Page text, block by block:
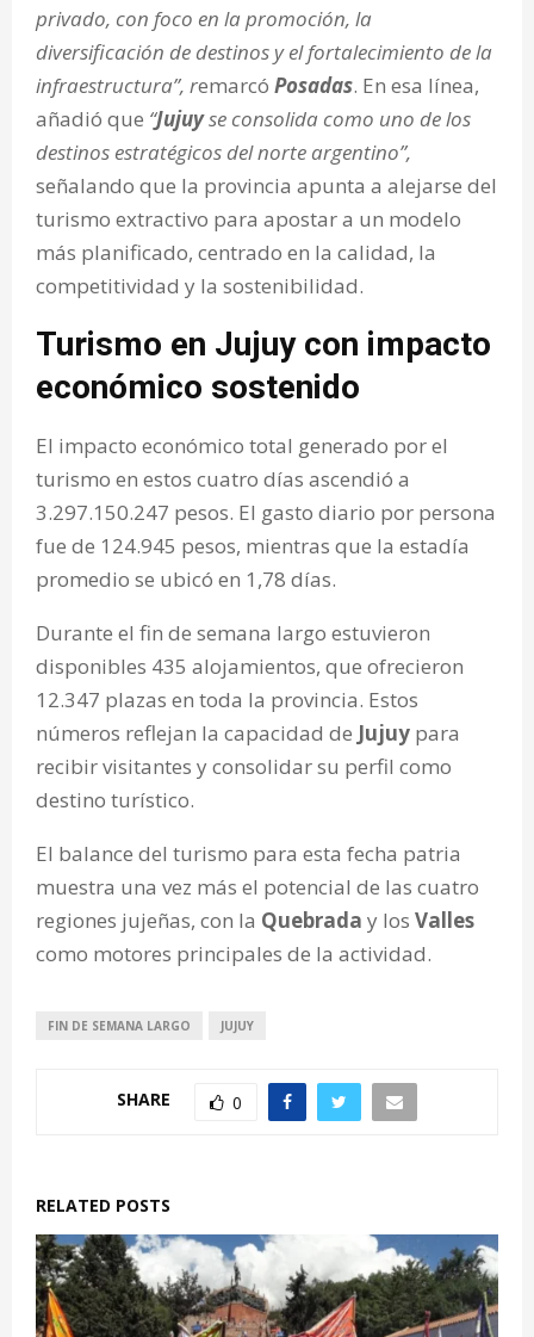
privado, con foco en la promoción, la
diversificación de destinos y el fortalecimiento de la
infraestructura”, remarcó Posadas. En esa línea,
añadió que “Jujuyse consolida como uno de los
destinos estratégicos del norte argentino”,
señalando que la provincia apunta a alejarse del
turismo extractivo para apostar a un modelo
más planificado, centrado en la calidad, la
competitividad y la sostenibilidad.
Turismo en Jujuy con impacto
económico sostenido
El impacto económico total generado por el
turismo en estos cuatro días ascendió a
3.297.150.247 pesos. El gasto diario por persona
fue de 124.945 pesos, mientras que la estadía
promedio se ubicó en 1,78 días.
Durante el fin de semana largo estuvieron
disponibles 435 alojamientos, que ofrecieron
12.347 plazas en toda la provincia. Estos
números reflejan la capacidad de Jujuy para
recibir visitantes y consolidar su perfil como
destino turístico.
El balance del turismo para esta fecha patria
muestra una vez más el potencial de las cuatro
regiones jujeñas, con la Quebrada y los Valles
como motores principales de la actividad.
FIN DE SEMANA LARGO JUJUY
SHARE 0
RELATED POSTS